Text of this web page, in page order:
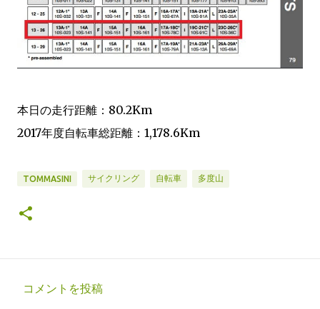
本日の走行距離：80.2Km
2017年度自転車総距離：1,178.6Km
TOMMASINI サイクリング 自転車 多度山
コメントを投稿